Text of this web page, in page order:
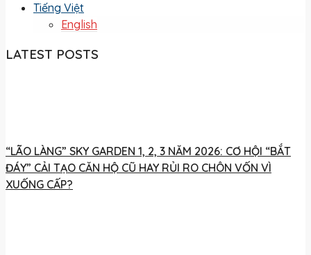
Tiếng Việt
English
LATEST POSTS
“LÃO LÀNG” SKY GARDEN 1, 2, 3 NĂM 2026: CƠ HỘI “BẮT
ĐÁY” CẢI TẠO CĂN HỘ CŨ HAY RỦI RO CHÔN VỐN VÌ
XUỐNG CẤP?